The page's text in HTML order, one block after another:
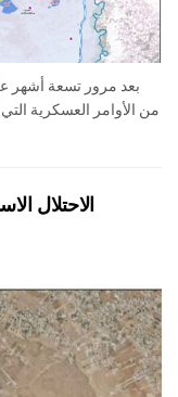
من الأوامر العسكرية
الاحتلال